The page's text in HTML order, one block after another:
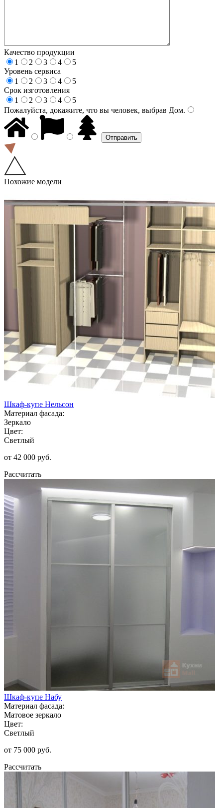
Качество продукции
1
2 3 4
5
Уровень сервиса
1
2 3 4
5
Срок изготовления
1
2 3 4
5
Пожалуйста, докажите, что вы человек, выбрав Дом.
Похожие модели
Шкаф-купе Нельсон
Материал фасада:
Зеркало
Цвет:
Светлый
от 42 000 руб.
Рассчитать
Шкаф-купе Набу
Материал фасада:
Матовое зеркало
Цвет:
Светлый
от 75 000 руб.
Рассчитать